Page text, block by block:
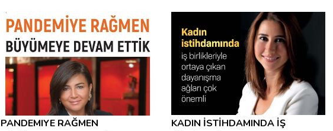
PANDEMIYE RAĞMEN
KADIN İSTİHDAMINDA İŞ